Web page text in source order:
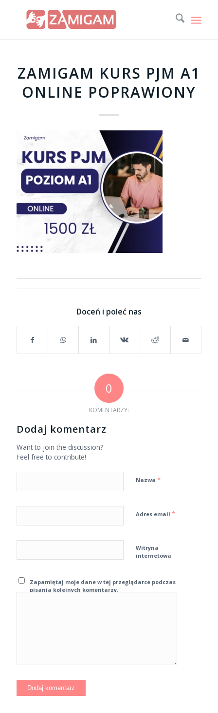
ZAMIGAM KURS PJM A1
ONLINE POPRAWIONY
Doceń i poleć nas
0
KOMENTARZY:
Dodaj komentarz
Want to join the discussion?
Feel free to contribute!
Nazwa *
Adres email *
Witryna
internetowa
Zapamiętaj moje dane w tej przeglądarce podczas
pisania kolejnych komentarzy.